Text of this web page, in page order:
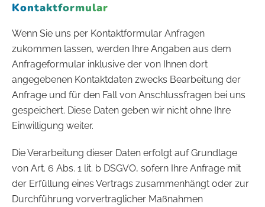
Kontaktformular
Wenn Sie uns per Kontaktformular Anfragen
zukommen lassen, werden Ihre Angaben aus dem
Anfrageformular inklusive der von Ihnen dort
angegebenen Kontaktdaten zwecks Bearbeitung der
Anfrage und für den Fall von Anschlussfragen bei uns
gespeichert. Diese Daten geben wir nicht ohne Ihre
Einwilligung weiter.
Die Verarbeitung dieser Daten erfolgt auf Grundlage
von Art. 6 Abs. 1 lit. b DSGVO, sofern Ihre Anfrage mit
der Erfüllung eines Vertrags zusammenhängt oder zur
Durchführung vorvertraglicher Maßnahmen